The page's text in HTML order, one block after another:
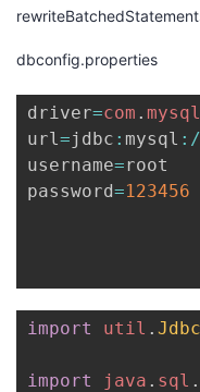
dbconfig.properties
driver=com . mysql
url=jdbc : mysql : /
username=root
password=123456
import util .
import java . sql .